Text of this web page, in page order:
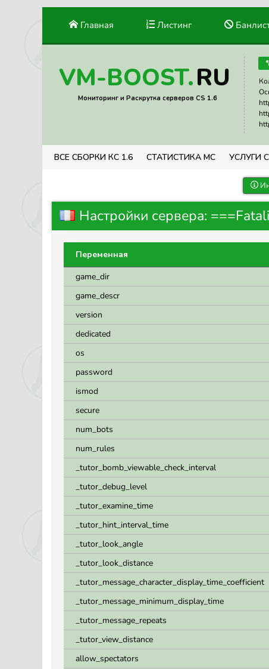
Главная Листинг
VM-BOOST.RU
Мониторинг и Раскрутка серверов CS 1.6
ВСЕ СБОРКИ КС 1.6 СТАТИСТИКА МС УСЛУГИ
Настройки сервера:
Переменная
game_dir
game_descr
version
dedicated
os
password
ismod
secure
num_bots
num_rules
_tutor_bomb_viewable_check_interval
_tutor_debug_level
_tutor_examine_time
_tutor_hint_interval_time
_tutor_look_angle
_tutor_look_distance
_tutor_message_character_display_time_coefficient
_tutor_message_minimum_display_time
_tutor_message_repeats
_tutor_view_distance
allow_spectators